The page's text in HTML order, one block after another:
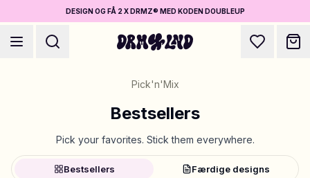
DESIGN OG FÅ 2 X DRMZ® MED KODEN DOUBLEUP
Design Accessories
Mobilcovers, tasker, laptops & mere
Pick'n'Mix
Bestsellers
Pick your favorites. Stick them everywhere.
Bestsellers Færdige designs